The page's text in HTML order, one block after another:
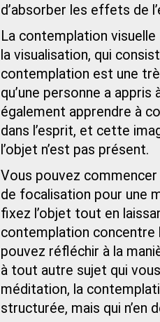
d’absorber les effets de
La contemplation visuelle
la visualisation, qui
contemplation est une
qu’une personne a
également apprendre à
dans l’esprit, et cette
l’objet n’est pas présent.
Vous pouvez
de focalisation pour une
fixez l’objet tout en
contemplation concentre
pouvez réfléchir à la
à tout autre sujet qui
méditation, la
structurée, mais qui n’en